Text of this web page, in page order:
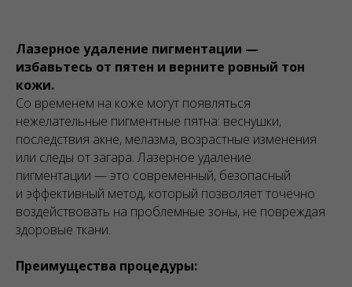
Лазерное удаление пигментации —
избавьтесь от пятен и верните ровный тон
кожи.
Со временем на коже могут появляться
нежелательные пигментные пятна: веснушки,
последствия акне, мелазма, возрастные изменения
или следы от загара. Лазерное удаление
пигментации — это современный, безопасный
и эффективный метод, который позволяет точечно
воздействовать на проблемные зоны, не повреждая
здоровые ткани.
Преимущества процедуры: